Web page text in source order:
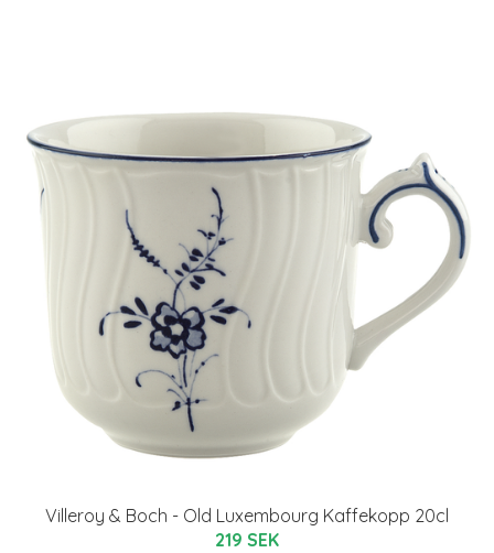
Villeroy & Boch - Old Luxembourg Kaffekopp 20cl
219 SEK